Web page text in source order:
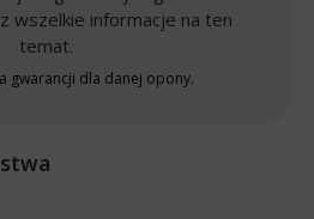
wszelkie informacje na ten
temat.
gwarancji dla danej opony.